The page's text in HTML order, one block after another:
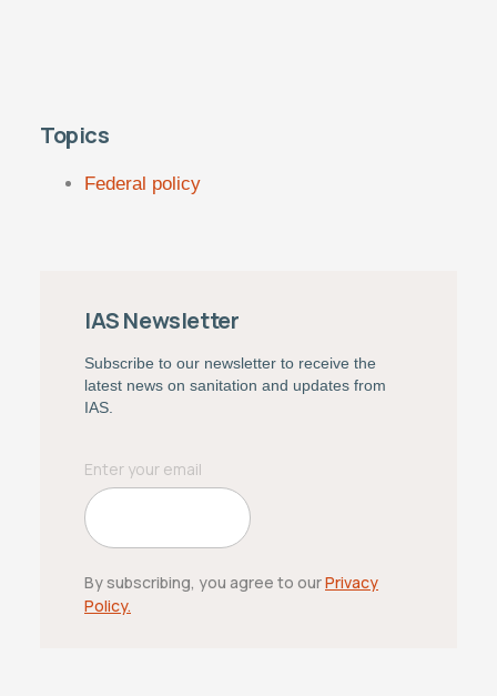
Topics
Federal policy
IAS Newsletter
Subscribe to our newsletter to receive the
latest news on sanitation and updates from
IAS.
By subscribing, you agree to ourPrivacy
Policy.